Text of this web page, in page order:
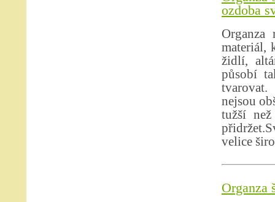
ozdoba
materiál,
židlí,
působí
nejsou
tužší
velice
Organza